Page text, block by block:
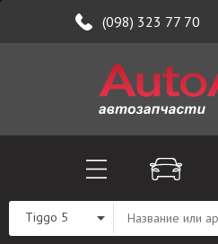
(098) 323 77 70
Tiggo 5